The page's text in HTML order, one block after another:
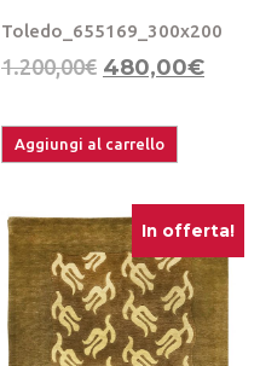
Toledo_655169_300x200
1.200,00€ 480,00€
Aggiungi al carrello
In offerta!